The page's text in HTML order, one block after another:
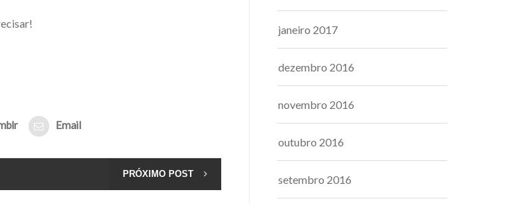
Email
PRÓXIMO POST
janeiro 2017
dezembro 2016
novembro 2016
outubro 2016
setembro 2016